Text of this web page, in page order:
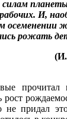
силам
И,
осеменении
рожать
прочитал
рост
не придал